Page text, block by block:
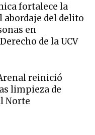
fortalece la
abordaje del delito
en
de la UCV
reinició
limpieza de
Norte